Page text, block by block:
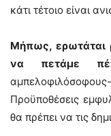
κάτι τέτοιο είναι
Μήπως, ερωτάται
να πετάμε
Προϋποθέσεις
θα πρέπει να τις